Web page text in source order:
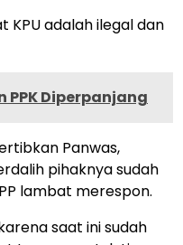
KPU adalah ilegal dan
Diperpanjang
Panwas,
pihaknya sudah
lambat merespon.
saat ini sudah